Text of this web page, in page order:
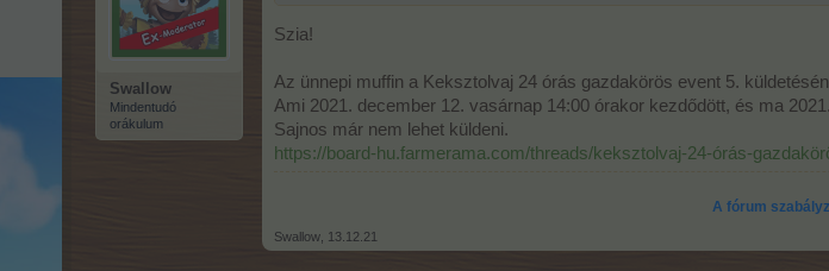
Swallow
Mindentudó
orákulum
Szia!
Az ünnepi muffin a Keksztolvaj 24 órás gazdakörös event 5.
Ami 2021. december 12. vasárnap 14:00 órakor kezdődött, és ma
Sajnos már nem lehet küldeni.
https://board-hu.farmerama.com/threads/keksztolvaj-24-órás-
A fórum
Swallow 13.12.21